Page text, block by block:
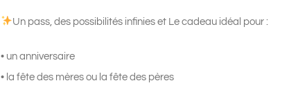
Un pass, des possibilités infinies et Le cadeau idéal pour :
• un anniversaire
• la fête des mères ou la fête des pères